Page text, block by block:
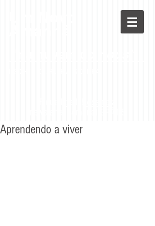
Aprendendo a viver